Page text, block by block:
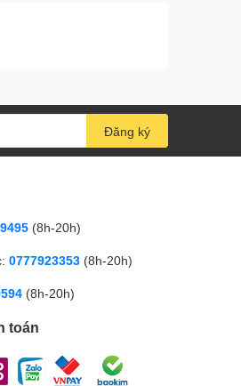
Đăng ký
(8h-20h)
0777923353 (8h-20h)
(8h-20h)
toán